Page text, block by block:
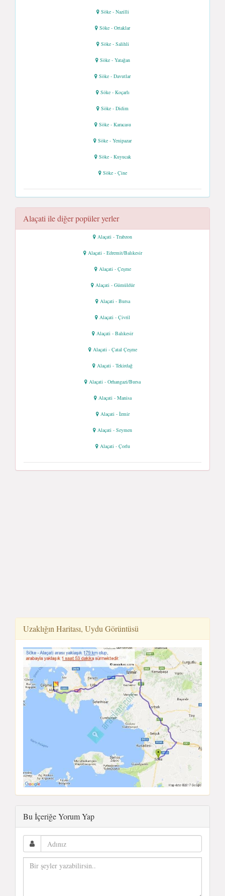
Söke - Nazilli
Söke - Ortaklar
Söke - Salihli
Söke - Yatağan
Söke - Davutlar
Söke - Koçarlı
Söke - Didim
Söke - Karacasu
Söke - Yenipazar
Söke - Kuyucak
Söke - Çine
Alaçati ile diğer popüler yerler
Alaçati - Trabzon
Alaçati - Edremit/Balıkesir
Alaçati - Çeşme
Alaçati - Gümüldür
Alaçati - Bursa
Alaçati - Çivril
Alaçati - Balıkesir
Alaçati - Çatal Çeşme
Alaçati - Tekirdağ
Alaçati - Orhangazi/Bursa
Alaçati - Manisa
Alaçati - İzmir
Alaçati - Seymen
Alaçati - Çorlu
Uzaklığın Haritası, Uydu Görüntüsü
Bu İçeriğe Yorum Yap